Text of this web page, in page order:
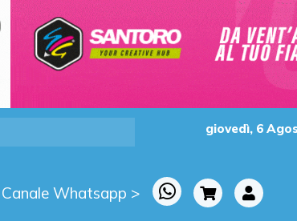
giovedì, 6
Canale Whatsapp >